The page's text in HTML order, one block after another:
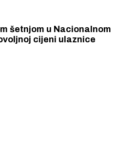
šetnjom u Nacionalnom
cijeni ulaznice